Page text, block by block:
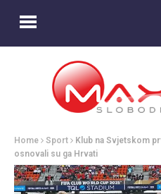
Home Sport
Klub na Svjetskom
osnovali su ga Hrvati